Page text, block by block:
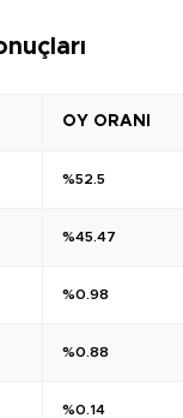
OY ORANI
%52.5
%45.47
%0.98
%0.88
%0.14